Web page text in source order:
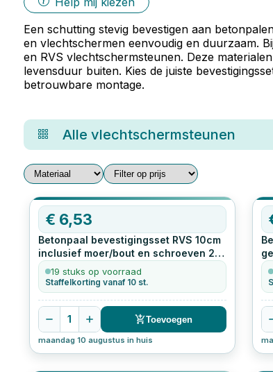
Een schutting stevig bevestigen aan
en vlechtschermen eenvoudig en duurzaam.
en RVS vlechtschermsteunen. Deze
levensduur buiten. Kies de juiste
betrouwbare montage.
Alle vlechtschermsteunen
€ 6,53
Betonpaal bevestigingsset RVS 10cm
inclusief moer/bout en schroeven 2
stuks19 stuks op voorraad
Staffelkorting vanaf 10 st.
1 Toevoegen
maandag 10 augustus in huis